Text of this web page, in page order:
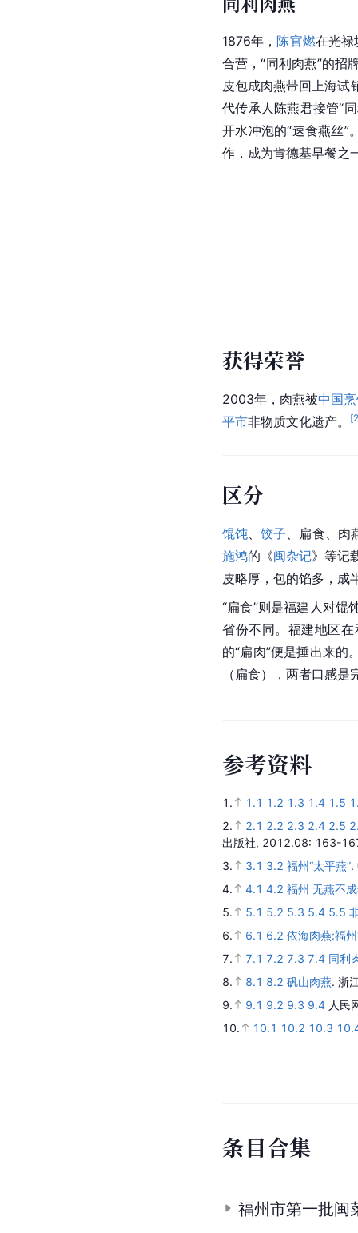
1876年， 陈官燃在光禄
合营，“同利肉燕”的招
皮包成肉燕带回上海试
代传承人陈燕君接管“
开水冲泡的“速食燕丝”
作，成为肯德基早餐之
获得荣誉
2003年，肉燕被中国
平市非物质文化遗产。 [
区分
馄饨 、饺子 、扁食、
施鸿的《闽杂记》等记
皮略厚，包的馅多，成
“扁食”则是福建人对馄
省份不同。福建地区
的“扁肉”便是捶出来的
（扁食），两者口感是
参考资料
1. 1.1 1.2 1.3 1.4 1.5
2.
2.1 2.2 2.3 2.4 2.5
出版社, 2012.08: 163-
3.
3.1 3.2 福州“太平燕”.
4.
4.1 4.2 福州 无燕不
5.
5.1 5.2 5.3 5.4 5.5
6.
6.1 6.2 依海肉燕:福
7.
7.1 7.2 7.3 7.4 同利
8.
8.1 8.2 矾山肉燕. 浙
9.
9.1 9.2 9.3 9.4 人民
10.
10.1 10.2 10.3
条目合集
福州市第一批闽